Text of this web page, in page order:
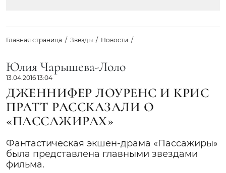
Главная страница Звезды Новости
Юлия Чарышева-Лоло
13.04.2016 13:04
ДЖЕННИФЕР ЛОУРЕНС И КРИС
ПРАТТ РАССКАЗАЛИ О
«ПАССАЖИРАХ»
Фантастическая экшен-драма «Пассажиры»
была представлена главными звездами
фильма.